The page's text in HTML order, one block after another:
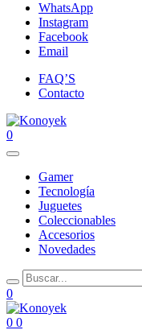
WhatsApp
Instagram
Facebook
Email
FAQ’S
Contacto
0
Gamer
Tecnología
Juguetes
Coleccionables
Accesorios
Novedades
0
0 0